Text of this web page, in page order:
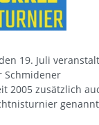
19. Juli
Schmidener
2005 zusätzlich